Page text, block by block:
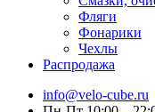
Фляги
Фонарики
Чехлы
Распродажа
info@velo-cube.ru